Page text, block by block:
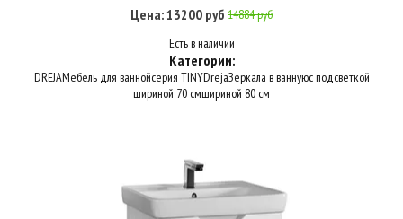
Цена: 13200 руб 14884 руб
Есть в наличии
Категории:
DREJAМебель для ваннойсерия TINYDrejaЗеркала в ваннуюс подсветкой
шириной 70 смшириной 80 см